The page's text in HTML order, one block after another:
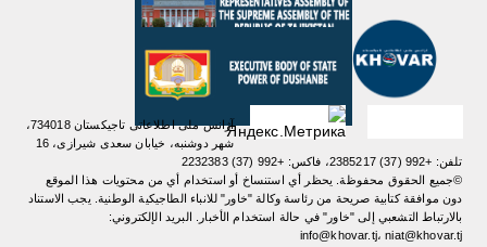
آژانس ملی اطلاعاتی تاجیکستان 734018،
شهر دوشنبه، خیابان سعدی شیرازی، 16
تلفن: +992 (37) 2385217، فاکس: +992 (37) 2232383
©جميع الحقوق محفوظة. يحظر أي استنساخ أو استخدام أي من محتويات هذا الموقع
دون موافقة كتابية صريحة من رئاسة وكالة "خاور" للانباء الطاجيكية الوطنية. یجب الاستناد
بالارتباط التشعبي إلى "خاور" في حالة استخدام الأخبار. البريد الإلكتروني:
info@khovar.tj، niat@khovar.tj